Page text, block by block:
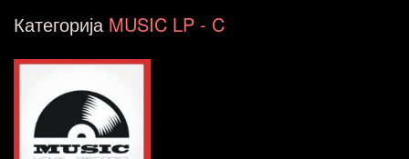
-
True
Love:
Категорија MUSIC LP - C